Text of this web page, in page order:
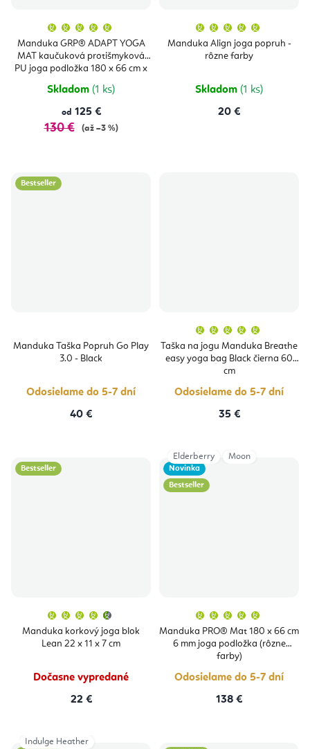
Manduka GRP® ADAPT YOGA
MAT kaučuková protišmyková
PU joga podložka 180 x 66 cm x
produktu
je
5,0
z
5
Skladom (1 ks)
od 125 €
130 € (až –3 %)
Manduka Align joga popruh -
rôzne farby
produktu
je
Skladom (1 ks)
20 €
Bestseller
Manduka Taška Popruh Go Play
3.0 - Black
Odosielame do 5-7 dní
40 €
Taška na jogu Manduka Breathe
easy yoga bag Black čierna 60
cm
produktu
je
5,0
Odosielame do 5-7 dní
35 €
Bestseller
Manduka korkový joga blok
Lean 22 x 11 x 7 cm
produktu
je
4,5
hviezdičiek.
Dočasne vypredané
22 €
Novinka
Bestseller
Manduka PRO® Mat 180 x 66 cm
6 mm joga podložka (rôzne
farby)
produktu
je
5,0
Odosielame do 5-7 dní
138 €
Elderberry Moon
Indulge Heather